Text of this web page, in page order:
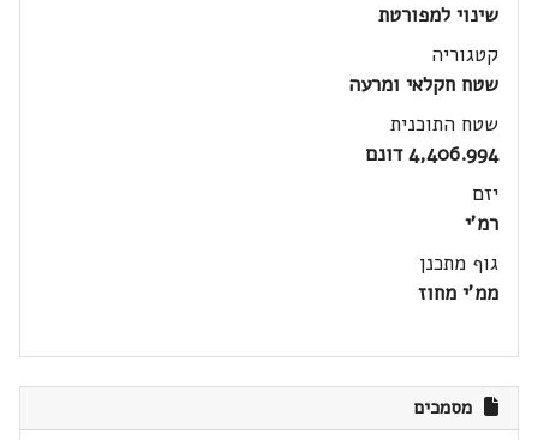
שינוי למפורטת
קטגוריה
שטח חקלאי ומרעה
שטח התוכנית
4,406.994 דונם
יזם
רמ'י
גוף מתכנן
ממ'י מחוז
מסמכים